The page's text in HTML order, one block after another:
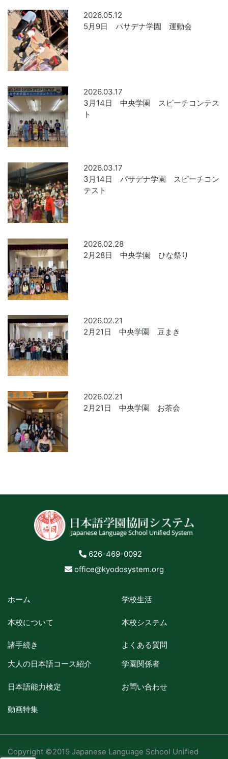
2026.05.12
5月9日 パサデナ学園 運動会
2026.03.17
3月14日 中央学園 スピーチコンテス
ト
2026.03.17
3月14日 パサデナ学園 スピーチコン
テスト
2026.02.28
2月28日 中央学園 ひな祭り
2026.02.21
2月21日 中央学園 豆まき
2026.02.21
2月21日 中央学園 お茶会
626-469-0092
office@kyodosystem.org
ホーム
本校について
諸手続き
学校生活
本校システム
よくある質問
大人の日本語コース紹介
日本語能力検定
動画特集
学園関係者
お問い合わせ
Copyright ©2019 Japanese Language School Unified